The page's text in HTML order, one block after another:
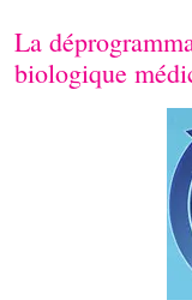
La
biologique